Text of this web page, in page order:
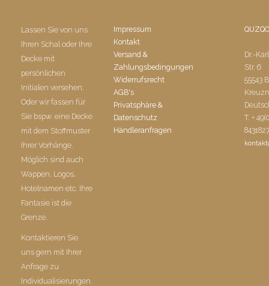
Lassen Sie von uns
Ihren Schal oder Ihre
Decke mit
persönlichen
Initialen versehen.
Oder wir fassen für
Sie bspw. eine Decke
mit dem Stoffmuster
Ihrer Vorhänge.
Möglich sind auch
Wappen, Logos,
Hotelnamen etc. Ihre
Fantasie ist die
Grenze.
Kontaktieren Sie
uns gern mit Ihrer
Anfrage zu
Individualisierungen.
Impressum
Kontakt
Versand &
Zahlungsbedingungen
Widerrufsrecht
AGB's
Privatsphäre &
Datenschutz
Händleranfragen
QUZQO
Dr.-
Str. 6
55543
T. +